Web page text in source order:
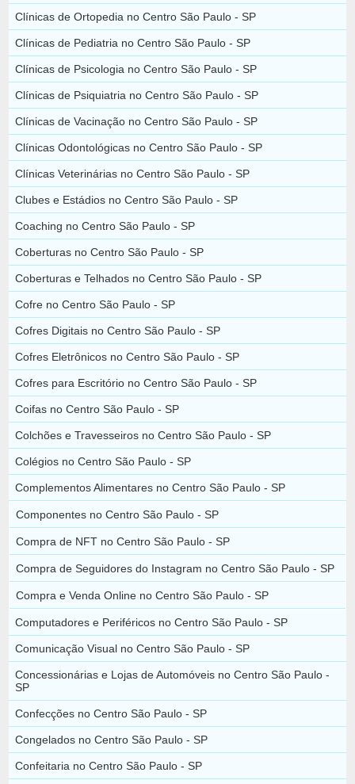
Clínicas de Ortopedia no Centro São Paulo - SP
Clínicas de Pediatria no Centro São Paulo - SP
Clínicas de Psicologia no Centro São Paulo - SP
Clínicas de Psiquiatria no Centro São Paulo - SP
Clínicas de Vacinação no Centro São Paulo - SP
Clínicas Odontológicas no Centro São Paulo - SP
Clínicas Veterinárias no Centro São Paulo - SP
Clubes e Estádios no Centro São Paulo - SP
Coaching no Centro São Paulo - SP
Coberturas no Centro São Paulo - SP
Coberturas e Telhados no Centro São Paulo - SP
Cofre no Centro São Paulo - SP
Cofres Digitais no Centro São Paulo - SP
Cofres Eletrônicos no Centro São Paulo - SP
Cofres para Escritório no Centro São Paulo - SP
Coifas no Centro São Paulo - SP
Colchões e Travesseiros no Centro São Paulo - SP
Colégios no Centro São Paulo - SP
Complementos Alimentares no Centro São Paulo - SP
Componentes no Centro São Paulo - SP
Compra de NFT no Centro São Paulo - SP
Compra de Seguidores do Instagram no Centro São Paulo - SP
Compra e Venda Online no Centro São Paulo - SP
Computadores e Periféricos no Centro São Paulo - SP
Comunicação Visual no Centro São Paulo - SP
Concessionárias e Lojas de Automóveis no Centro São Paulo -
SP
Confecções no Centro São Paulo - SP
Congelados no Centro São Paulo - SP
Confeitaria no Centro São Paulo - SP